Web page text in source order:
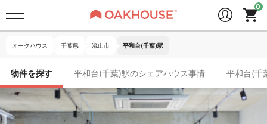
オークハウス 千葉県 流山市 平和台(千葉)駅
物件を探す 平和台(千葉)駅のシェアハウス事情 平和台(千